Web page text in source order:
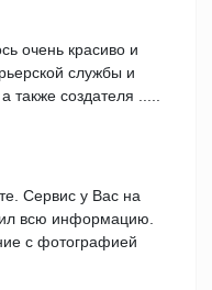
очень красиво и
службы и
также создателя .....
Сервис у Вас на
всю информацию.
с фотографией